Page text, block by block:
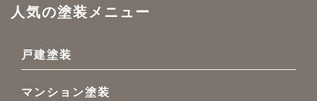
人気の塗装メニュー
戸建塗装
マンション塗装